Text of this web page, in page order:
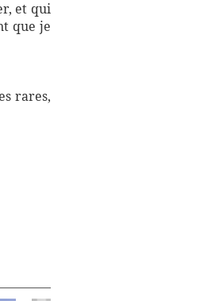
et qui
que je
rares,